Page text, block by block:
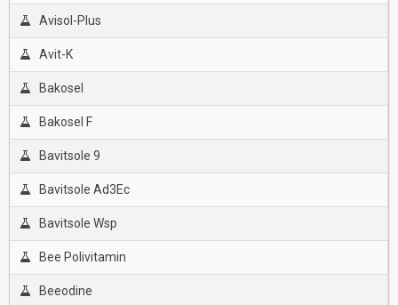
Avisol-Plus
Avit-K
Bakosel
Bakosel F
Bavitsole 9
Bavitsole Ad3Ec
Bavitsole Wsp
Bee Polivitamin
Beeodine